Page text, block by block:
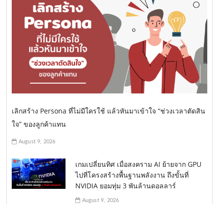
เลิกสร้าง Persona ที่ไม่มีใครใช้ แล้วหันมาเข้าใจ “ช่วงเวลาตัดสิน
ใจ” ของลูกค้าแทน
August 9, 2026
เกมเปลี่ยนทิศ เมื่อสงคราม AI ย้ายจาก GPU
ไปที่โครงสร้างพื้นฐานพลังงาน ถึงขั้นที่
NVIDIA ยอมทุ่ม 3 พันล้านดอลลาร์
August 9, 2026